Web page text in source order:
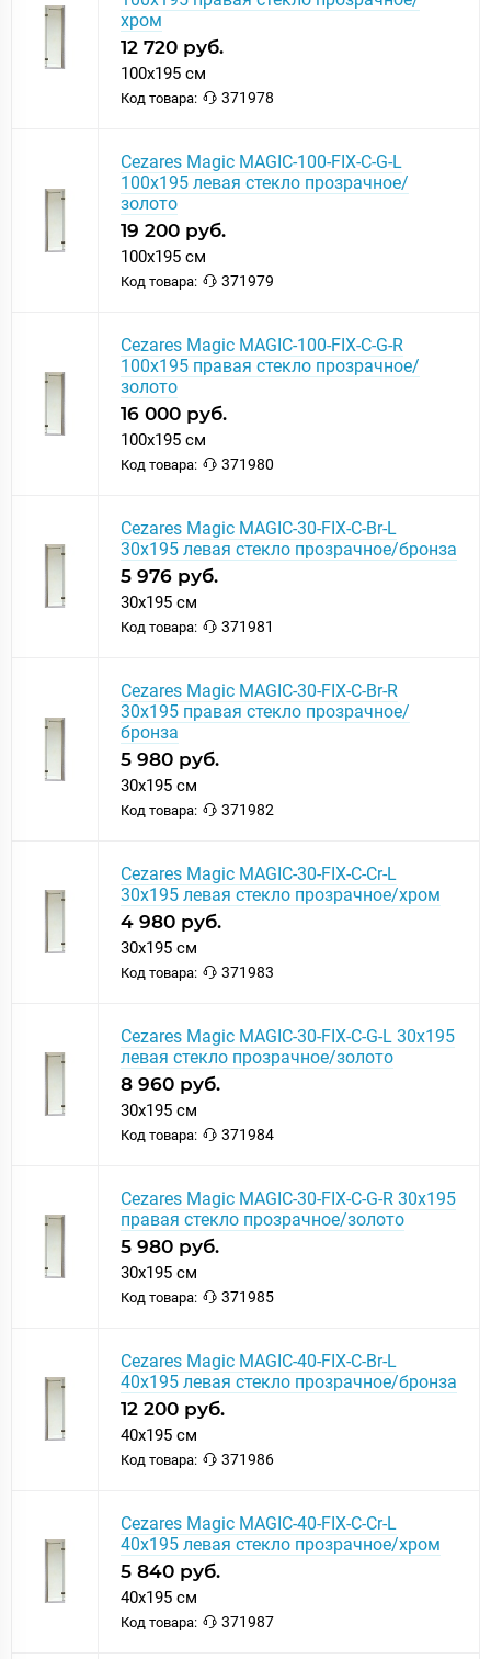
хром
12 720 руб.
100x195 см
Код товара: 371978
Cezares Magic MAGIC-100-FIX-C-G-L
100x195 левая стекло прозрачное/
золото
19 200 руб.
100x195 см
Код товара: 371979
Cezares Magic MAGIC-100-FIX-C-G-R
100x195 правая стекло прозрачное/
золото
16 000 руб.
100x195 см
Код товара: 371980
Cezares Magic MAGIC-30-FIX-C-Br-L
30x195 левая стекло прозрачное/бронза
5 976 руб.
30x195 см
Код товара: 371981
Cezares Magic MAGIC-30-FIX-C-Br-R
30x195 правая стекло прозрачное/
бронза
5 980 руб.
30x195 см
Код товара: 371982
Cezares Magic MAGIC-30-FIX-C-Cr-L
30x195 левая стекло прозрачное/хром
4 980 руб.
30x195 см
Код товара: 371983
Cezares Magic MAGIC-30-FIX-C-G-L 30x195
левая стекло прозрачное/золото
8 960 руб.
30x195 см
Код товара: 371984
Cezares Magic MAGIC-30-FIX-C-G-R 30x195
правая стекло прозрачное/золото
5 980 руб.
30x195 см
Код товара: 371985
Cezares Magic MAGIC-40-FIX-C-Br-L
40x195 левая стекло прозрачное/бронза
12 200 руб.
40x195 см
Код товара: 371986
Cezares Magic MAGIC-40-FIX-C-Cr-L
40x195 левая стекло прозрачное/хром
5 840 руб.
40x195 см
Код товара: 371987